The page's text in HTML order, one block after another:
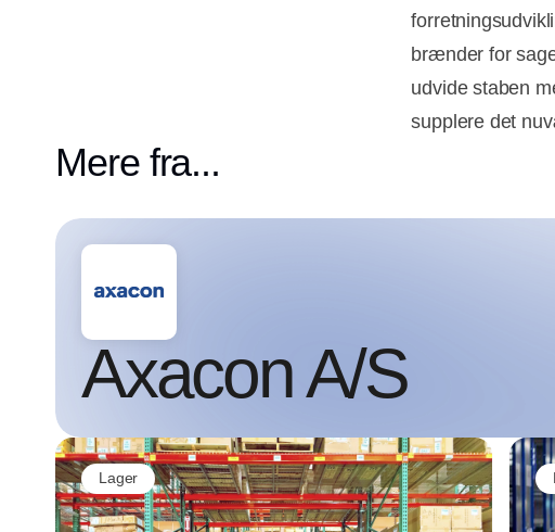
brænder for
udvide staben
supplere det
Mere fra...
Axacon A/S
Lager